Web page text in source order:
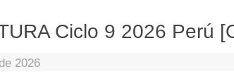
Ciclo 9 2026 Perú
2026